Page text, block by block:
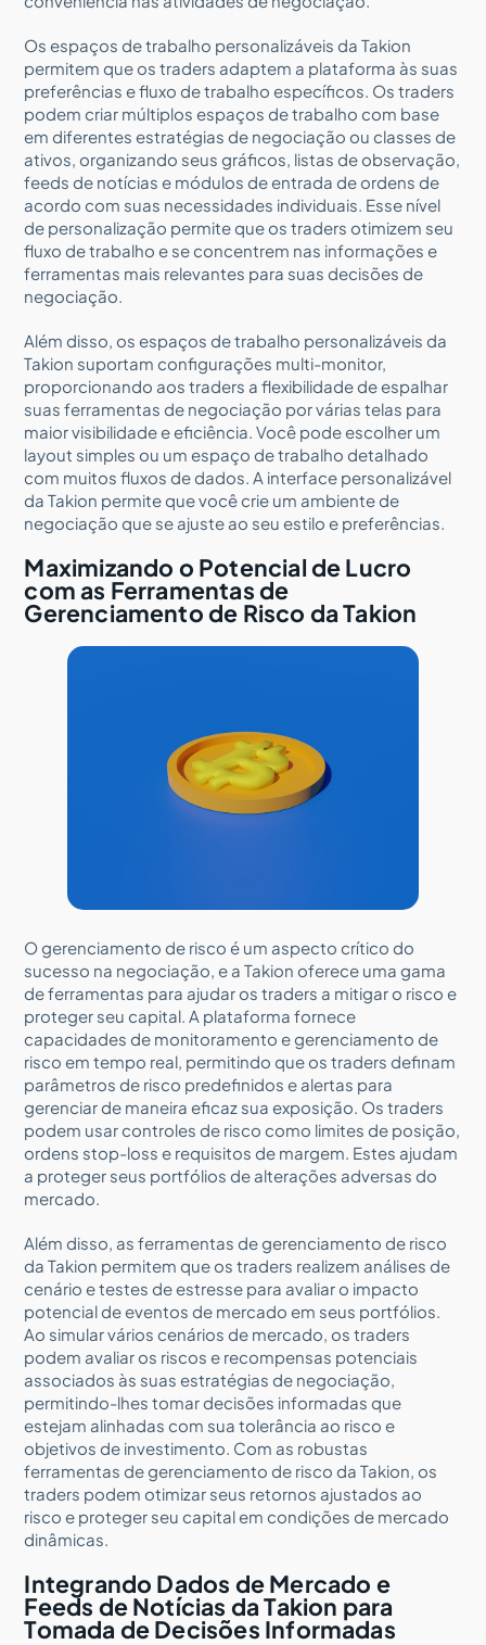
Os espaços de trabalho personalizáveis da Takion
permitem que os traders adaptem a plataforma às suas
preferências e fluxo de trabalho específicos. Os traders
podem criar múltiplos espaços de trabalho com base
em diferentes estratégias de negociação ou classes de
ativos, organizando seus gráficos, listas de observação,
feeds de notícias e módulos de entrada de ordens de
acordo com suas necessidades individuais. Esse nível
de personalização permite que os traders otimizem seu
fluxo de trabalho e se concentrem nas informações e
ferramentas mais relevantes para suas decisões de
negociação.
Além disso, os espaços de trabalho personalizáveis da
Takion suportam configurações multi-monitor,
proporcionando aos traders a flexibilidade de espalhar
suas ferramentas de negociação por várias telas para
maior visibilidade e eficiência. Você pode escolher um
layout simples ou um espaço de trabalho detalhado
com muitos fluxos de dados. A interface personalizável
da Takion permite que você crie um ambiente de
negociação que se ajuste ao seu estilo e preferências.
Maximizando o Potencial de Lucro
com as Ferramentas de
Gerenciamento de Risco da Takion
O gerenciamento de risco é um aspecto crítico do
sucesso na negociação, e a Takion oferece uma gama
de ferramentas para ajudar os traders a mitigar o risco e
proteger seu capital. A plataforma fornece
capacidades de monitoramento e gerenciamento de
risco em tempo real, permitindo que os traders definam
parâmetros de risco predefinidos e alertas para
gerenciar de maneira eficaz sua exposição. Os traders
podem usar controles de risco como limites de posição,
ordens stop-loss e requisitos de margem. Estes ajudam
a proteger seus portfólios de alterações adversas do
mercado.
Além disso, as ferramentas de gerenciamento de risco
da Takion permitem que os traders realizem análises de
cenário e testes de estresse para avaliar o impacto
potencial de eventos de mercado em seus portfólios.
Ao simular vários cenários de mercado, os traders
podem avaliar os riscos e recompensas potenciais
associados às suas estratégias de negociação,
permitindo-lhes tomar decisões informadas que
estejam alinhadas com sua tolerância ao risco e
objetivos de investimento. Com as robustas
ferramentas de gerenciamento de risco da Takion, os
traders podem otimizar seus retornos ajustados ao
risco e proteger seu capital em condições de mercado
dinâmicas.
Integrando Dados de Mercado e
Feeds de Notícias da Takion para
Tomada de Decisões Informadas